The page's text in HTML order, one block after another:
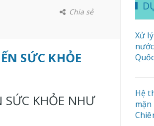
Chia sẻ
SỨC KHỎE
KHỎE NHƯ
Xử
Hệ